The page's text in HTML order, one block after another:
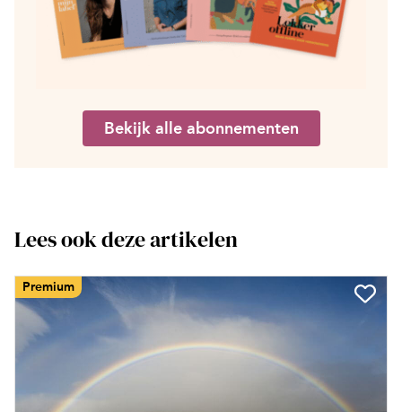
Bekijk alle abonnementen
Lees ook deze artikelen
Premium